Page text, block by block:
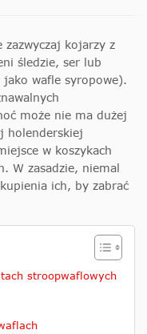
kojarzy z
śledzie, ser lub
jako wafle syropowe).
może nie ma dużej
holenderskiej
w koszykach
W zasadzie, niemal
ich, by zabrać
stroopwaflowych